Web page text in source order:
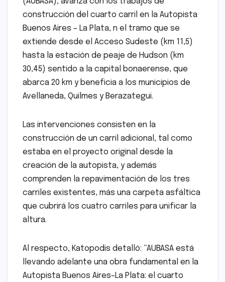
construcción del cuarto carril en la Autopista
Buenos Aires – La Plata, n el tramo que se
extiende desde el Acceso Sudeste (km 11,5)
hasta la estación de peaje de Hudson (km
30,45) sentido a la capital bonaerense, que
abarca 20 km y beneficia a los municipios de
Avellaneda, Quilmes y Berazategui.
Las intervenciones consisten en la
construcción de un carril adicional, tal como
estaba en el proyecto original desde la
creación de la autopista, y además
comprenden la repavimentación de los tres
carriles existentes, más una carpeta asfáltica
que cubrirá los cuatro carriles para unificar la
altura.
Al respecto, Katopodis detalló: “AUBASA está
llevando adelante una obra fundamental en la
Autopista Buenos Aires–La Plata: el cuarto